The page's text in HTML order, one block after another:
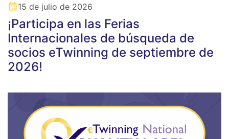
15 de julio de 2026
¡Participa en las Ferias
Internacionales de búsqueda de
socios eTwinning de septiembre de
2026!